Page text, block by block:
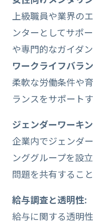
上級職員や業界の
ンターとしてサポ
や専門的なガイダ
ワークライフバラ
柔軟な労働条件や
ランスをサポート
ジェンダーワーキ
企業内でジェンダ
ンググループを設
問題を共有するこ
給与調査と透明性:
給与に関する透明